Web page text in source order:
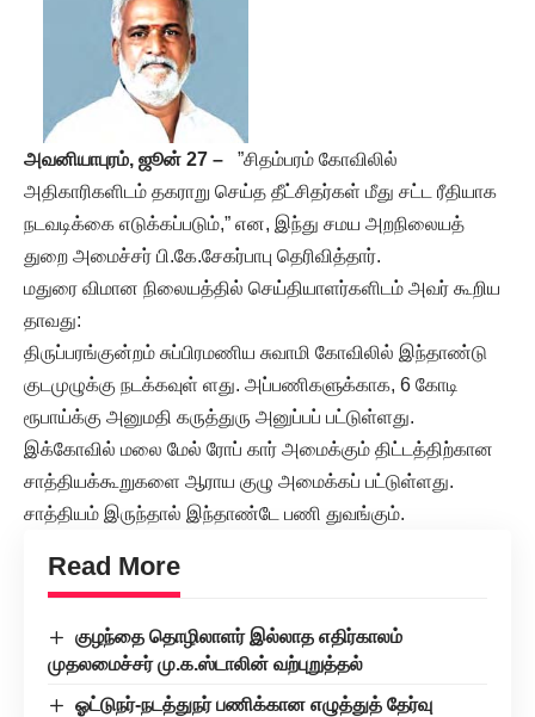
அவனியாபுரம், ஜூன் 27 –
”சிதம்பரம் கோவிலில்
அதிகாரிகளிடம் தகராறு செய்த தீட்சிதர்கள் மீது சட்ட ரீதியாக
நடவடிக்கை எடுக்கப்படும்,” என, இந்து சமய அறநிலையத்
துறை அமைச்சர் பி.கே.சேகர்பாபு தெரிவித்தார்.
மதுரை விமான நிலையத்தில் செய்தியாளர்களிடம் அவர் கூறிய
தாவது:
திருப்பரங்குன்றம் சுப்பிரமணிய சுவாமி கோவிலில் இந்தாண்டு
குடமுழுக்கு நடக்கவுள் ளது. அப்பணிகளுக்காக, 6 கோடி
ரூபாய்க்கு அனுமதி கருத்துரு அனுப்பப் பட்டுள்ளது.
இக்கோவில் மலை மேல் ரோப் கார் அமைக்கும் திட்டத்திற்கான
சாத்தியக்கூறுகளை ஆராய குழு அமைக்கப் பட்டுள்ளது.
சாத்தியம் இருந்தால் இந்தாண்டே பணி துவங்கும்.
Read More
குழந்தை தொழிலாளர் இல்லாத எதிர்காலம்
முதலமைச்சர் மு.க.ஸ்டாலின் வற்புறுத்தல்
ஓட்டுநர்-நடத்துநர் பணிக்கான எழுத்துத் தேர்வு